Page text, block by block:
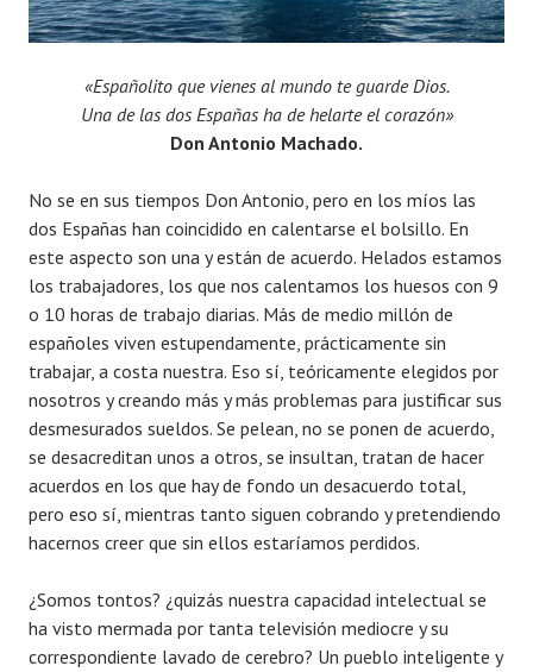
«Españolito que vienes al mundo te guarde Dios.
Una de las dos Españas ha de helarte el corazón»
Don Antonio Machado.
No se en sus tiempos Don Antonio, pero en los míos las
dos Españas han coincidido en calentarse el bolsillo. En
este aspecto son una y están de acuerdo. Helados estamos
los trabajadores, los que nos calentamos los huesos con 9
o 10 horas de trabajo diarias. Más de medio millón de
españoles viven estupendamente, prácticamente sin
trabajar, a costa nuestra. Eso sí, teóricamente elegidos por
nosotros y creando más y más problemas para justificar sus
desmesurados sueldos. Se pelean, no se ponen de acuerdo,
se desacreditan unos a otros, se insultan, tratan de hacer
acuerdos en los que hay de fondo un desacuerdo total,
pero eso sí, mientras tanto siguen cobrando y pretendiendo
hacernos creer que sin ellos estaríamos perdidos.
¿Somos tontos? ¿quizás nuestra capacidad intelectual se
ha visto mermada por tanta televisión mediocre y su
correspondiente lavado de cerebro? Un pueblo inteligente y